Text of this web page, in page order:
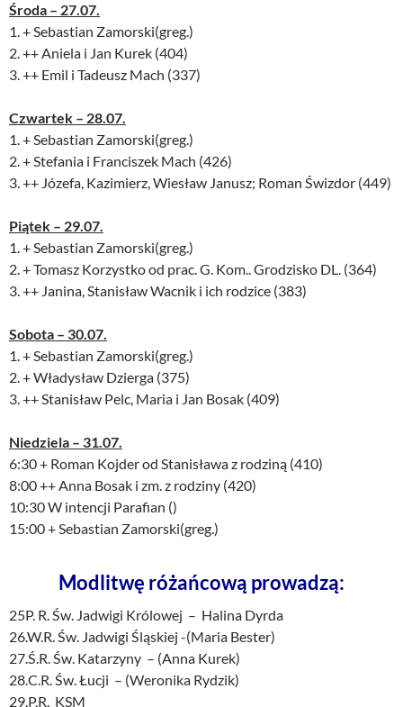
Środa – 27.07.
1. + Sebastian Zamorski(greg.)
2. ++ Aniela i Jan Kurek (404)
3. ++ Emil i Tadeusz Mach (337)
Czwartek – 28.07.
1. + Sebastian Zamorski(greg.)
2. + Stefania i Franciszek Mach (426)
3. ++ Józefa, Kazimierz, Wiesław Janusz; Roman Świzdor (449)
Piątek – 29.07.
1. + Sebastian Zamorski(greg.)
2. + Tomasz Korzystko od prac. G. Kom.. Grodzisko DL. (364)
3. ++ Janina, Stanisław Wacnik i ich rodzice (383)
Sobota – 30.07.
1. + Sebastian Zamorski(greg.)
2. + Władysław Dzierga (375)
3. ++ Stanisław Pelc, Maria i Jan Bosak (409)
Niedziela – 31.07.
6:30 + Roman Kojder od Stanisława z rodziną (410)
8:00 ++ Anna Bosak i zm. z rodziny (420)
10:30 W intencji Parafian ()
15:00 + Sebastian Zamorski(greg.)
Modlitwę różańcową prowadzą:
25P. R. Św. Jadwigi Królowej – Halina Dyrda
26.W.R. Św. Jadwigi Śląskiej -(Maria Bester)
27.Ś.R. Św. Katarzyny – (Anna Kurek)
28.C.R. Św. Łucji – (Weronika Rydzik)
29.P.R. KSM